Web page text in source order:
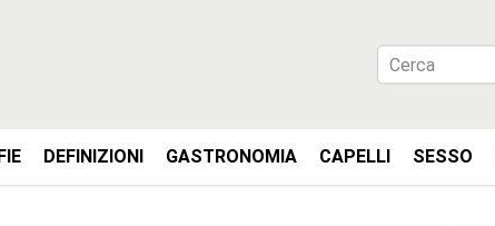
DEFINIZIONI GASTRONOMIA CAPELLI SESSO